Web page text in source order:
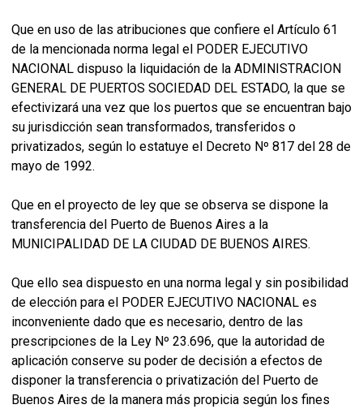
Que en uso de las atribuciones que confiere el Artículo 61
de la mencionada norma legal el PODER EJECUTIVO
NACIONAL dispuso la liquidación de la ADMINISTRACION
GENERAL DE PUERTOS SOCIEDAD DEL ESTADO, la que se
efectivizará una vez que los puertos que se encuentran bajo
su jurisdicción sean transformados, transferidos o
privatizados, según lo estatuye el Decreto Nº 817 del 28 de
mayo de 1992.
Que en el proyecto de ley que se observa se dispone la
transferencia del Puerto de Buenos Aires a la
MUNICIPALIDAD DE LA CIUDAD DE BUENOS AIRES.
Que ello sea dispuesto en una norma legal y sin posibilidad
de elección para el PODER EJECUTIVO NACIONAL es
inconveniente dado que es necesario, dentro de las
prescripciones de la Ley Nº 23.696, que la autoridad de
aplicación conserve su poder de decisión a efectos de
disponer la transferencia o privatización del Puerto de
Buenos Aires de la manera más propicia según los fines